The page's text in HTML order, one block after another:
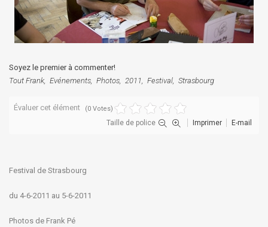
Soyez le premier à commenter!
Tout Frank Evénements Photos 2011 Festival Strasbourg
Évaluer cet élément (0 Votes)
Taille de police Imprimer E-mail
Festival de Strasbourg
du 4-6-2011 au 5-6-2011
Photos de Frank Pé